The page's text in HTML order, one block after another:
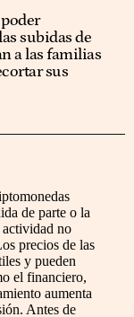
subidas de
a las familias
sus
de parte o la
actividad no
precios de las
y pueden
el financiero,
aumenta
Antes de